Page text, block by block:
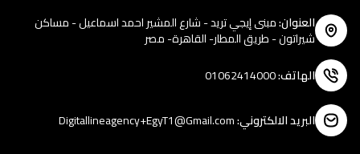
العنوان:مبنى إيجي تريد - شارع المشير احمد اسماعيل - مساكن
شيراتون - طريق المطار- القاهرة- مصر
الهاتف:
01062414000
البريد الالكتروني:
Digitallineagency+EgyT1@Gmail.com